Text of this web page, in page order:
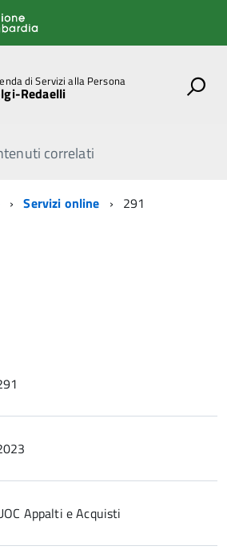
di Servizi alla Persona
Redaelli
correlati
Servizi online 291
Appalti e Acquisti